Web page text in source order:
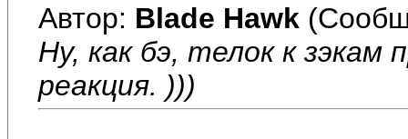
Автор: Blade Hawk
Ну, как бэ, телок к зэкам
реакция. )))